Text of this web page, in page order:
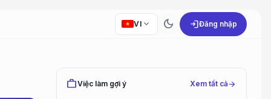
VI expand_more dark_mode loginĐăng nhập
workViệc làm gợi ý Xem tất cả arrow_forward